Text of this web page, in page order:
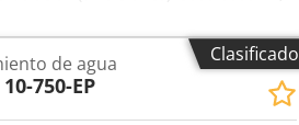
mm/2150 mm. Se dispone de
Cjdpfx Ajzmh Sxjlnsrf
Clasificado
de agua
750-EP